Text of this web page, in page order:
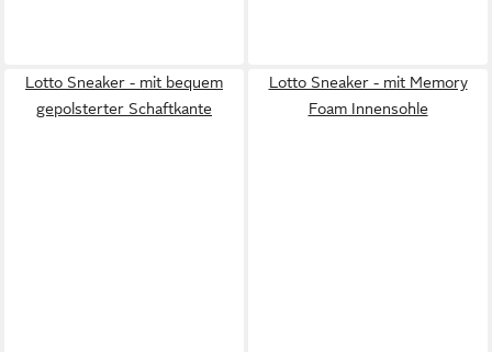
Lotto Sneaker - mit bequem
gepolsterter Schaftkante
Lotto Sneaker - mit Memory
Foam Innensohle